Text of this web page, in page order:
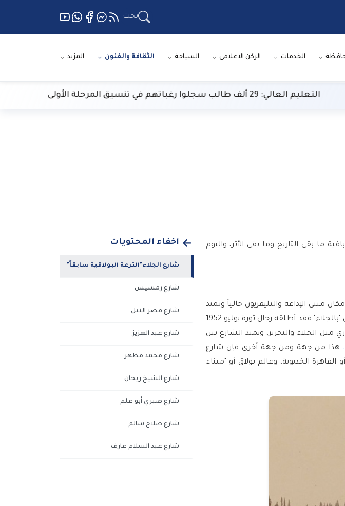
بحث
الخدمات الركن الاعلامى السياحة الثقافة والفنون المزيد
في تنسيق المرحلة الأولى الارصاد: طقس
ما بقي التاريخ وما بقي الأثر، واليوم
مبنى الإذاعة والتليفزيون حالياً وتمتد
عبر أرض الشارع حتى تصل إلى مزارع شبرا. وفيما يتعلق باسم الشارع في الوقت الحالي "بالجلاء" فقد أطلقه رجال ثورة يوليو 1952
الجلاء والتحرير، ويمتد الشارع بين
، هذا من جهة ومن جهة أخرى فإن شارع
الخديوية، وعالم بولاق أو "ميناء
اخفاء المحتويات
شارع الجلاء"الترعة البولاقية سابقاً"
شارع رمسيس
شارع قصر النيل
شارع عبد العزيز
شارع محمد مظهر
شارع الشيخ ريحان
شارع صبري أبو علم
شارع صلاح سالم
شارع عبد السلام عارف